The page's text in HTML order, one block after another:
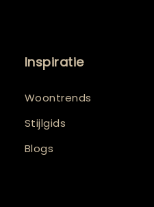
Inspiratie
Woontrends
Stijlgids
Blogs